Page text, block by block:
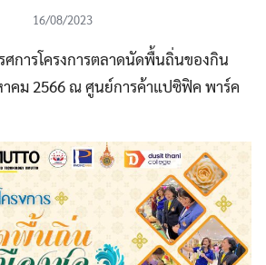
16/08/2023
ศการโครงการตลาดนัดพื้นถิ่นของกิน
าคม 2566 ณ ศูนย์การค้าแปซิฟิค พาร์ค